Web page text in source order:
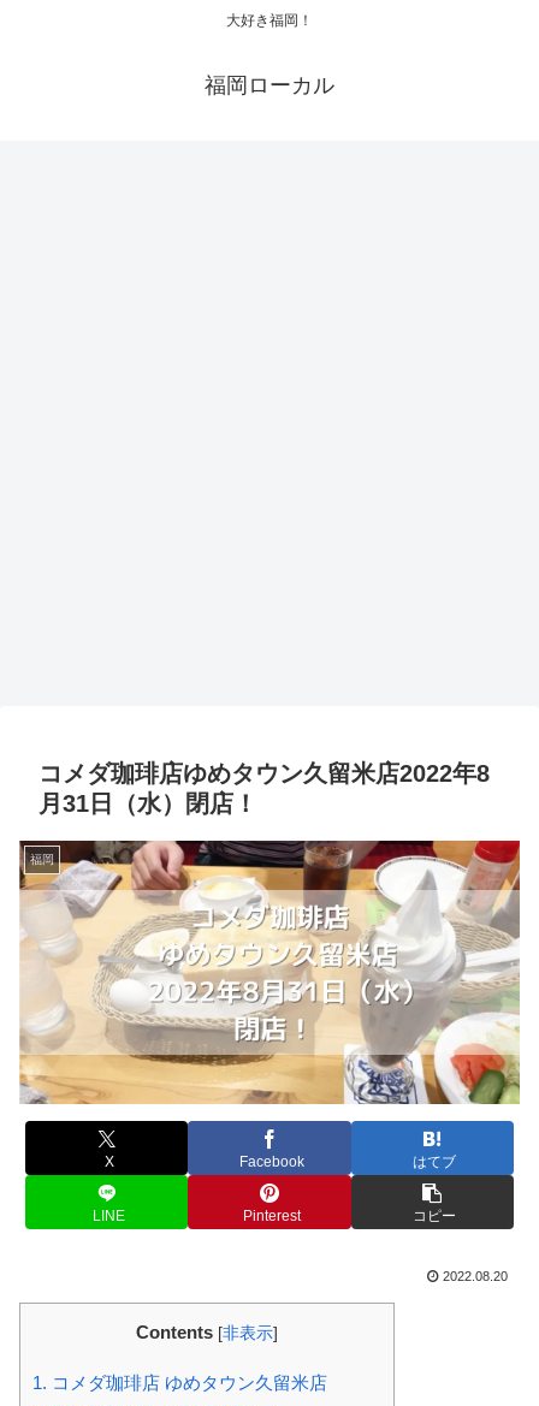
大好き福岡！
福岡ローカル
コメダ珈琲店ゆめタウン久留米店2022年8
月31日（水）閉店！
福岡
X Facebook はてブ
LINE Pinterest コピー
2022.08.20
Contents [非表示]
1. コメダ珈琲店 ゆめタウン久留米店